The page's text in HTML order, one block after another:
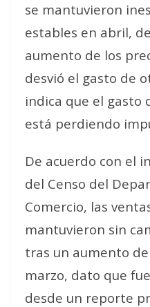
se mantuvieron
estables en abril,
aumento de los
desvió el gasto de
indica que el gasto
está perdiendo
De acuerdo con el
del Censo del
Comercio, las
mantuvieron sin
tras un aumento
marzo, dato que
desde un reporte